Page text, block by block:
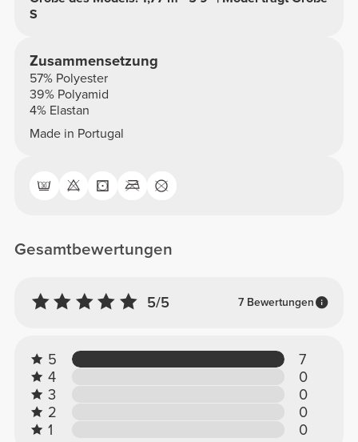
S
Zusammensetzung
57% Polyester
39% Polyamid
4% Elastan
Made in Portugal
Gesamtbewertungen
5/5 7 Bewertungen
5
7
4
0
3
0
2
0
1
0